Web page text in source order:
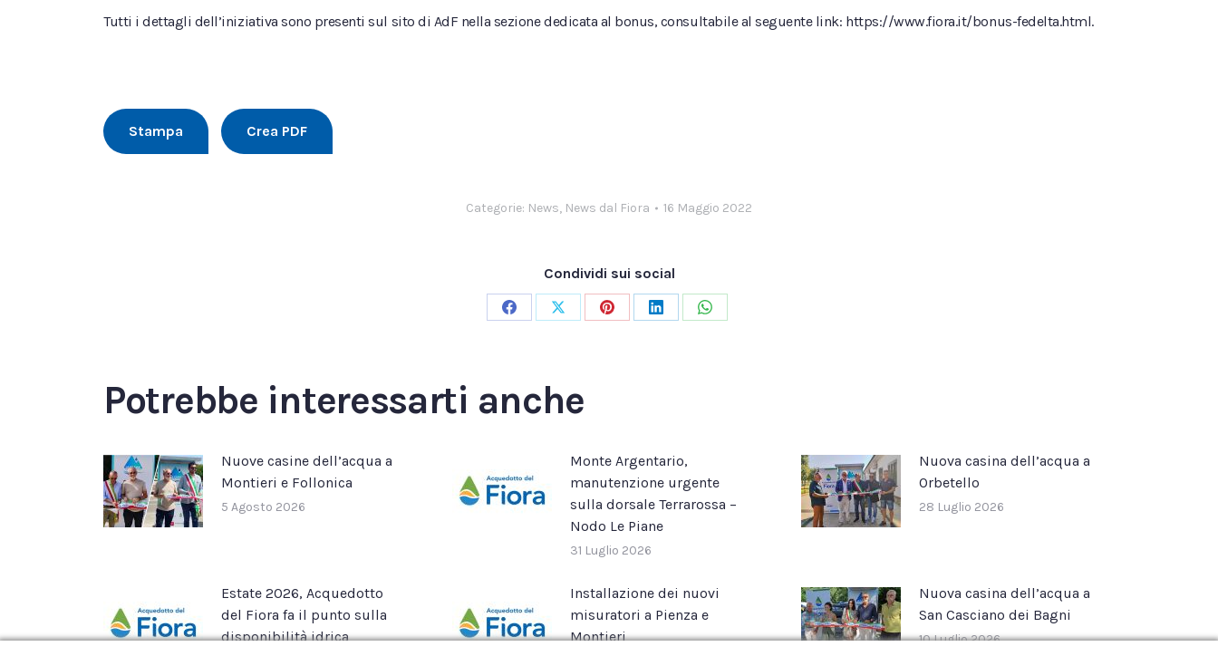
Tutti i dettagli dell’iniziativa sono presenti sul sito di AdF nella sezione dedicata al bonus, consultabile al seguente link: https://www.fiora.it/bonus-fedelta.html.
Stampa Crea PDF
Categorie: News, News dal Fiora 16 Maggio 2022
Condividi sui social
CondividiCondividiCondividiCondividiCondividi
Potrebbe interessarti anche
Nuove casine dell’acqua a
Montieri e Follonica
5 Agosto 2026
Monte Argentario,
manutenzione urgente
sulla dorsale Terrarossa –
Nodo Le Piane
31 Luglio 2026
Nuova casina dell’acqua a
Orbetello
28 Luglio 2026
Estate 2026, Acquedotto
del Fiora fa il punto sulla
disponibilità idrica
Installazione dei nuovi
misuratori a Pienza e
Montieri
Nuova casina dell’acqua a
San Casciano dei Bagni
10 Luglio 2026